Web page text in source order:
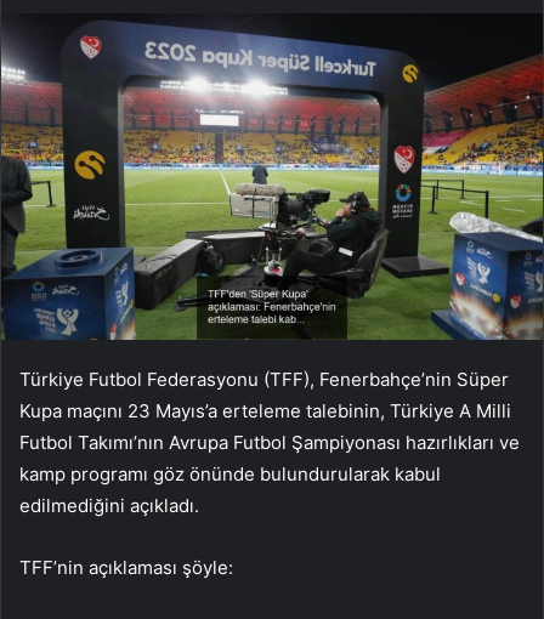
Türkiye Futbol Federasyonu (TFF), Fenerbahçe’nin Süper
Kupa maçını 23 Mayıs’a erteleme talebinin, Türkiye A Milli
Futbol Takımı’nın Avrupa Futbol Şampiyonası hazırlıkları ve
kamp programı göz önünde bulundurularak kabul
edilmediğini açıkladı.
TFF’nin açıklaması şöyle: